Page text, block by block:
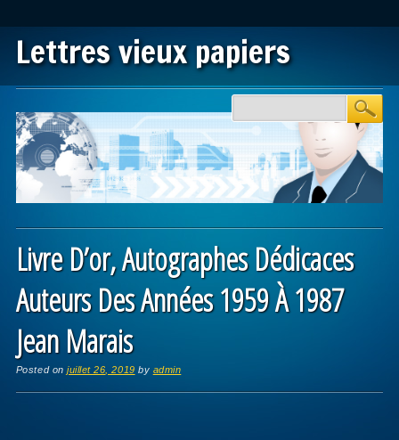
Lettres vieux papiers
Main menu
Livre D’or, Autographes Dédicaces
Auteurs Des Années 1959 À 1987
Jean Marais
Posted onjuillet 26, 2019 by admin